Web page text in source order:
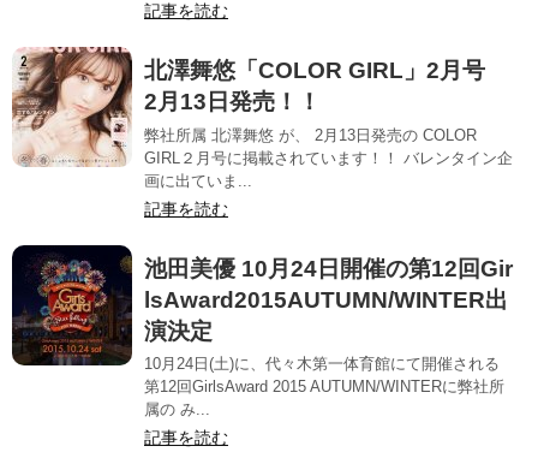
記事を読む
北澤舞悠「COLOR GIRL」2月号
2月13日発売！！
弊社所属 北澤舞悠 が、 2月13日発売の COLOR
GIRL２月号に掲載されています！！ バレンタイン企
画に出ていま...
記事を読む
池田美優 10月24日開催の第12回Gir
lsAward2015AUTUMN/WINTER出
演決定
10月24日(土)に、代々木第一体育館にて開催される
第12回GirlsAward 2015 AUTUMN/WINTERに弊社所
属の み...
記事を読む